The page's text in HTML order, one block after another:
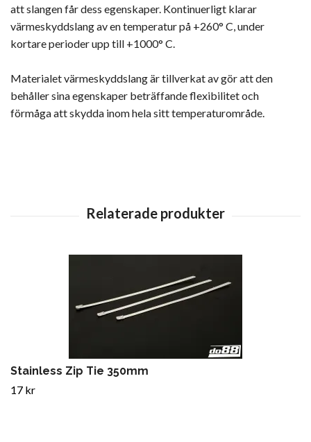
att slangen får dess egenskaper. Kontinuerligt klarar
värmeskyddslang av en temperatur på +260° C, under
kortare perioder upp till +1000° C.
Materialet värmeskyddslang är tillverkat av gör att den
behåller sina egenskaper beträffande flexibilitet och
förmåga att skydda inom hela sitt temperaturområde.
Stainless Zip Tie 350mm
17 kr